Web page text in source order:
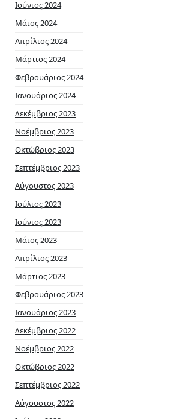
Ιούνιος 2024
Μάιος 2024
Απρίλιος 2024
Μάρτιος 2024
Φεβρουάριος 2024
Ιανουάριος 2024
Δεκέμβριος 2023
Νοέμβριος 2023
Οκτώβριος 2023
Σεπτέμβριος 2023
Αύγουστος 2023
Ιούλιος 2023
Ιούνιος 2023
Μάιος 2023
Απρίλιος 2023
Μάρτιος 2023
Φεβρουάριος 2023
Ιανουάριος 2023
Δεκέμβριος 2022
Νοέμβριος 2022
Οκτώβριος 2022
Σεπτέμβριος 2022
Αύγουστος 2022